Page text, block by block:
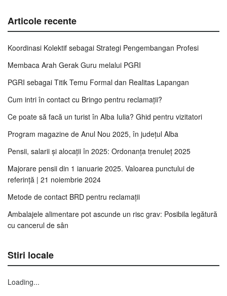
Articole recente
Koordinasi Kolektif sebagai Strategi Pengembangan Profesi
Membaca Arah Gerak Guru melalui PGRI
PGRI sebagai Titik Temu Formal dan Realitas Lapangan
Cum intri în contact cu Bringo pentru reclamații?
Ce poate să facă un turist în Alba Iulia? Ghid pentru vizitatori
Program magazine de Anul Nou 2025, în județul Alba
Pensii, salarii și alocații în 2025: Ordonanța trenuleț 2025
Majorare pensii din 1 ianuarie 2025. Valoarea punctului de
referință | 21 noiembrie 2024
Metode de contact BRD pentru reclamații
Ambalajele alimentare pot ascunde un risc grav: Posibila legătură
cu cancerul de sân
Stiri locale
Loading...